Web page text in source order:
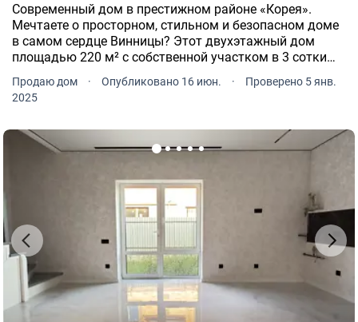
Современный дом в престижном районе «Корея».
Мечтаете о просторном, стильном и безопасном доме
в самом сердце Винницы? Этот двухэтажный дом
площадью 220 м² с собственной участком в 3 сотки
создан для комфортной жизни вашей семьи.
Продаю дом · Опубликовано 16 июн. ·
Проверено 5 янв.
2025